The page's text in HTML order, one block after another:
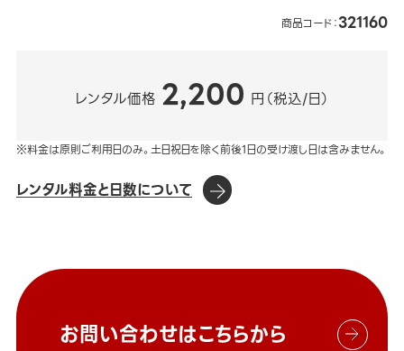
商品コード：321160
レンタル価格 2,200 円（税込/日）
※料金は原則ご利用日のみ。土日祝日を除く前後1日の受け渡し日は含みません。
レンタル料金と日数について
お問い合わせはこちらから